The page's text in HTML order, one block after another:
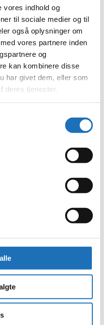
vores indhold og
til sociale medier og til
også oplysninger om
vores partnere inden
og
kan kombinere disse
har givet dem, eller som
deres tjenester.